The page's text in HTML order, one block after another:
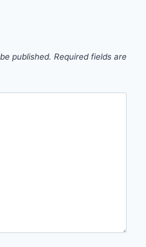
published. Required fields are